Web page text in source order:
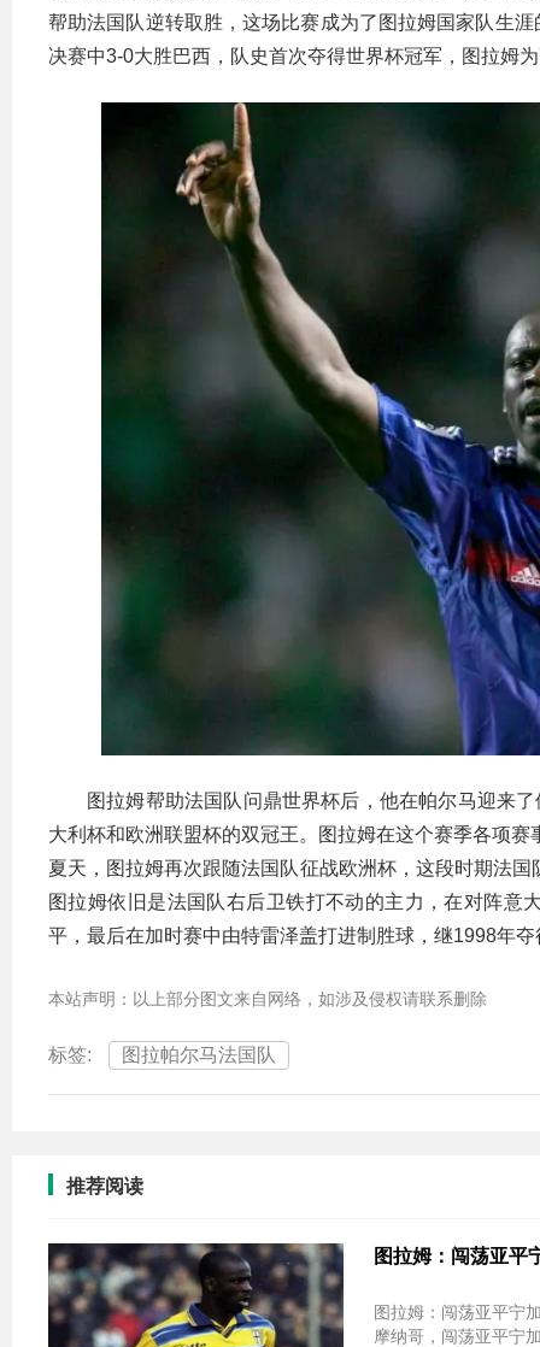
帮助法国队逆转取胜，这场比赛成为了图拉姆国家队生
决赛中3-0大胜巴西，队史首次夺得世界杯冠军，图拉姆
图拉姆帮助法国队问鼎世界杯后，他在帕尔马迎来
大利杯和欧洲联盟杯的双冠王。图拉姆在这个赛季各项
夏天，图拉姆再次跟随法国队征战欧洲杯，这段时期法
图拉姆依旧是法国队右后卫铁打不动的主力，在对阵意
平，最后在加时赛中由特雷泽盖打进制胜球，继1998年
本站声明：以上部分图文来自网络，如涉及侵权请联系删除
标签: 图拉帕尔马法国队
推荐阅读
图拉姆：闯荡亚平
图拉姆：闯荡亚平宁
摩纳哥，闯荡亚平宁